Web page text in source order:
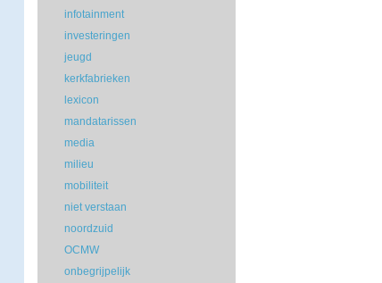
infotainment
investeringen
jeugd
kerkfabrieken
lexicon
mandatarissen
media
milieu
mobiliteit
niet verstaan
noordzuid
OCMW
onbegrijpelijk